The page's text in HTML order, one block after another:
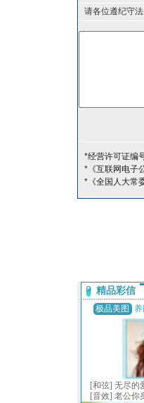
请各位遵纪守法
*经营许可证编
*《互联网电子
*《全国人大常